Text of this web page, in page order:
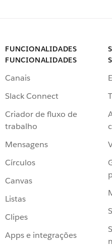
FUNCIONALIDADES
FUNCIONALIDADES
Canais
Slack Connect
Criador de fluxo de
trabalho
Mensagens
Círculos
Canvas
Listas
Clipes
Apps e integrações